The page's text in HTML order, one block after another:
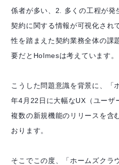
係者が多い、2. 多くの工程が発
契約に関する情報が可視化され
性を踏まえた契約業務全体の課
要だとHolmesは考えています。
こうした問題意識を背景に、「
年4月22日に大幅なUX（ユーザ
複数の新規機能のリリースを含
おります。
そこでこの度、「ホームズクラ